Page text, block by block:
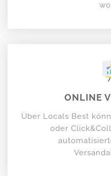
ONLINE
Über Locals Best
oder